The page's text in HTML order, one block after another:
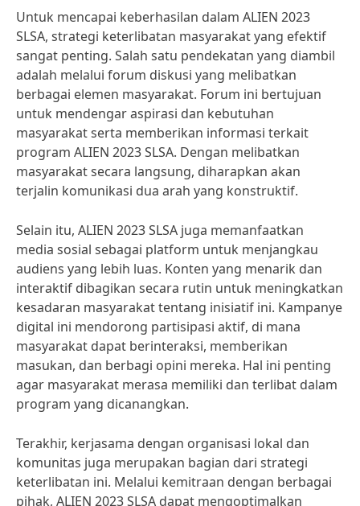
Untuk mencapai keberhasilan dalam ALIEN 2023
SLSA, strategi keterlibatan masyarakat yang efektif
sangat penting. Salah satu pendekatan yang diambil
adalah melalui forum diskusi yang melibatkan
berbagai elemen masyarakat. Forum ini bertujuan
untuk mendengar aspirasi dan kebutuhan
masyarakat serta memberikan informasi terkait
program ALIEN 2023 SLSA. Dengan melibatkan
masyarakat secara langsung, diharapkan akan
terjalin komunikasi dua arah yang konstruktif.
Selain itu, ALIEN 2023 SLSA juga memanfaatkan
media sosial sebagai platform untuk menjangkau
audiens yang lebih luas. Konten yang menarik dan
interaktif dibagikan secara rutin untuk meningkatkan
kesadaran masyarakat tentang inisiatif ini. Kampanye
digital ini mendorong partisipasi aktif, di mana
masyarakat dapat berinteraksi, memberikan
masukan, dan berbagi opini mereka. Hal ini penting
agar masyarakat merasa memiliki dan terlibat dalam
program yang dicanangkan.
Terakhir, kerjasama dengan organisasi lokal dan
komunitas juga merupakan bagian dari strategi
keterlibatan ini. Melalui kemitraan dengan berbagai
pihak, ALIEN 2023 SLSA dapat mengoptimalkan